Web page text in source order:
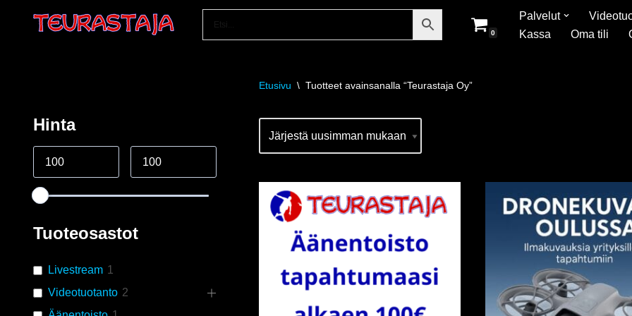
0
Palvelut
Kassa
Oma tili
Hinta
Tuoteosastot
Livestream 1
Videotuotanto 2
Etusivu \ Tuotteet avainsanalla “Teurastaja Oy”